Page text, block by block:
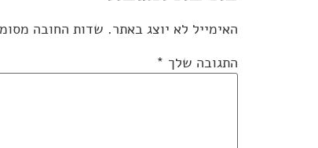
האימייל לא יוצג באתר. שדות החובה
התגובה שלך *